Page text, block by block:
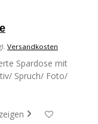
Versandkosten
Spardose mit
Spruch/ Foto/